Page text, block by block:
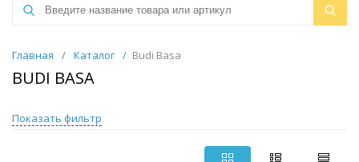
Главная / Каталог / Budi Basa
BUDI BASA
Показать фильтр